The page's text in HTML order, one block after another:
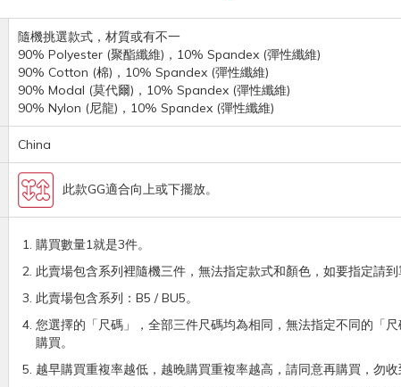
隨機挑選款式，材質或有不一
90% Polyester (聚酯纖維)，10% Spandex (彈性纖維)
90% Cotton (棉)，10% Spandex (彈性纖維)
90% Modal (莫代爾)，10% Spandex (彈性纖維)
90% Nylon (尼龍)，10% Spandex (彈性纖維)
China
此款GG適合向上或下擺放。
購買數量1就是3件。
此賣場包含系列裡隨機三件，無法指定款式和顏色，如要指定請到
此賣場包含系列：B5 / BU5。
您選擇的「尺碼」，全部三件尺碼均為相同，無法指定不同的「
購買。
越早購買重複率越低，越晚購買重複率越高，請同意再購買，勿收